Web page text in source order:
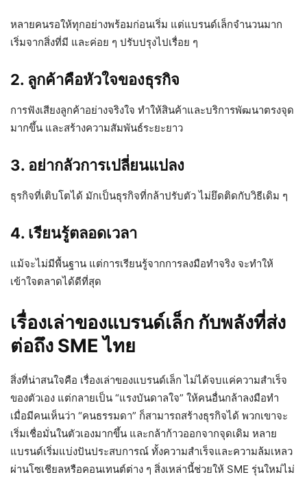
หลายคนรอให้ทุกอย่างพร้อมก่อนเริ่ม แต่แบรนด์เล็กจำนวนมาก
เริ่มจากสิ่งที่มี และค่อย ๆ ปรับปรุงไปเรื่อย ๆ
2. ลูกค้าคือหัวใจของธุรกิจ
การฟังเสียงลูกค้าอย่างจริงใจ ทำให้สินค้าและบริการพัฒนาตรงจุด
มากขึ้น และสร้างความสัมพันธ์ระยะยาว
3. อย่ากลัวการเปลี่ยนแปลง
ธุรกิจที่เติบโตได้ มักเป็นธุรกิจที่กล้าปรับตัว ไม่ยึดติดกับวิธีเดิม ๆ
4. เรียนรู้ตลอดเวลา
แม้จะไม่มีพื้นฐาน แต่การเรียนรู้จากการลงมือทำจริง จะทำให้
เข้าใจตลาดได้ดีที่สุด
เรื่องเล่าของแบรนด์เล็ก กับพลังที่ส่ง
ต่อถึง SME ไทย
สิ่งที่น่าสนใจคือ เรื่องเล่าของแบรนด์เล็ก ไม่ได้จบแค่ความสำเร็จ
ของตัวเอง แต่กลายเป็น “แรงบันดาลใจ” ให้คนอื่นกล้าลงมือทำ
เมื่อมีคนเห็นว่า “คนธรรมดา” ก็สามารถสร้างธุรกิจได้ พวกเขาจะ
เริ่มเชื่อมั่นในตัวเองมากขึ้น และกล้าก้าวออกจากจุดเดิม หลาย
แบรนด์เริ่มแบ่งปันประสบการณ์ ทั้งความสำเร็จและความล้มเหลว
ผ่านโซเชียลหรือคอนเทนต์ต่าง ๆ สิ่งเหล่านี้ช่วยให้ SME รุ่นใหม่ไม่